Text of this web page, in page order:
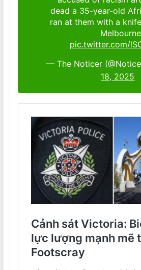
dead a 35-year-old
ran at them with a
pic.twitter.com/
— The Noticer
18, 2025